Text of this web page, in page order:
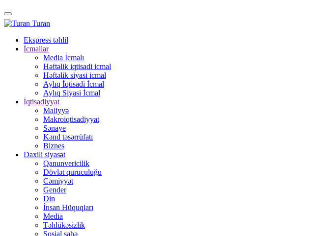
Turan
Ekspress təhlil
İcmallar
Media İcmalı
Həftəlik iqtisadi icmal
Həftəlik siyasi icmal
Aylıq İqtisadi İcmal
Aylıq Siyasi İcmal
İqtisadiyyat
Maliyyə
Makroiqtisadiyyat
Sənaye
Kənd təsərrüfatı
Biznes
Daxili siyasət
Qanunvericilik
Dövlət quruculuğu
Cəmiyyət
Gender
Din
İnsan Hüquqları
Media
Təhlükəsizlik
Sosial sahə